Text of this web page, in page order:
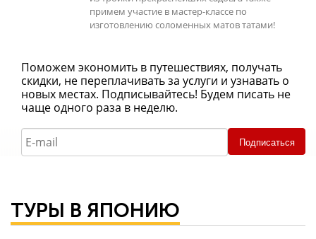
примем участие в мастер-классе по
изготовлению соломенных матов татами!
Поможем экономить в путешествиях, получать
скидки, не переплачивать за услуги и узнавать о
новых местах. Подписывайтесь! Будем писать не
чаще одного раза в неделю.
Подписаться
ТУРЫ В ЯПОНИЮ